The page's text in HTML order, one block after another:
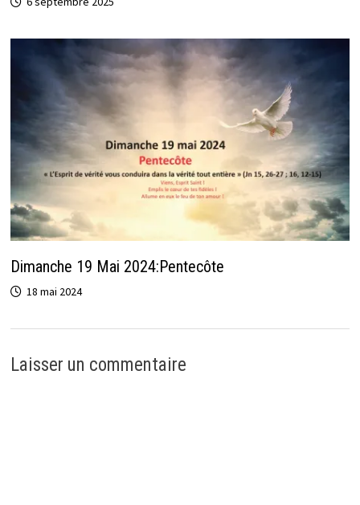
Dimanche 19 Mai 2024:Pentecôte
18 mai 2024
Laisser un commentaire